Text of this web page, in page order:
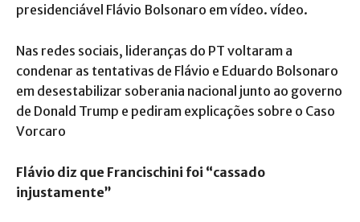
presidenciável Flávio Bolsonaro em vídeo. vídeo.
Nas redes sociais, lideranças do PT voltaram a
condenar as tentativas de Flávio e Eduardo Bolsonaro
em desestabilizar soberania nacional junto ao governo
de Donald Trump e pediram explicações sobre o Caso
Vorcaro
Flávio diz que Francischini foi “cassado
injustamente”